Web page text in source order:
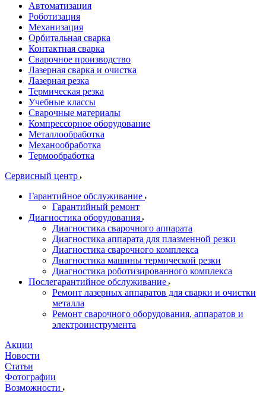
Автоматизация
Роботизация
Механизация
Орбитальная сварка
Контактная сварка
Сварочное производство
Лазерная сварка и очистка
Лазерная резка
Термическая резка
Учебные классы
Сварочные материалы
Компрессорное оборудование
Металлообработка
Механообработка
Термообработка
Сервисный центр
Гарантийное обслуживание
Гарантийный ремонт
Диагностика оборудования
Диагностика сварочного аппарата
Диагностика аппарата для плазменной резки
Диагностика сварочного комплекса
Диагностика машины термической резки
Диагностика роботизированного комплекса
Послегарантийное обслуживание
Ремонт лазерных аппаратов для сварки и очистки
металла
Ремонт сварочного оборудования, аппаратов и
электроинструмента
Акции
Новости
Статьи
Фотографии
Возможности